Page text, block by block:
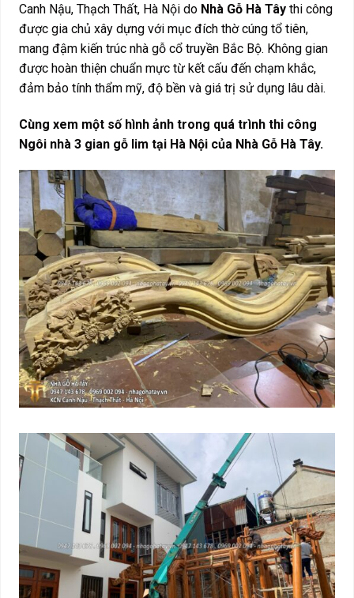
Canh Nậu, Thạch Thất, Hà Nội do Nhà Gỗ Hà Tây thi công
được gia chủ xây dựng với mục đích thờ cúng tổ tiên,
mang đậm kiến trúc nhà gỗ cổ truyền Bắc Bộ. Không gian
được hoàn thiện chuẩn mực từ kết cấu đến chạm khắc,
đảm bảo tính thẩm mỹ, độ bền và giá trị sử dụng lâu dài.
Cùng xem một số hình ảnh trong quá trình thi công
Ngôi nhà 3 gian gỗ lim tại Hà Nội của Nhà Gỗ Hà Tây.